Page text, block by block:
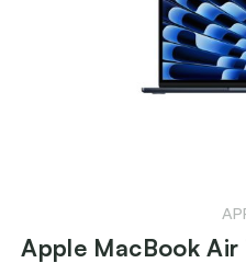
Apple MacBook Air